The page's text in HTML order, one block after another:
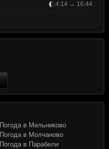
4:14 → 16:44
Погода в Мельниково
Погода в Молчаново
Погода в Парабели